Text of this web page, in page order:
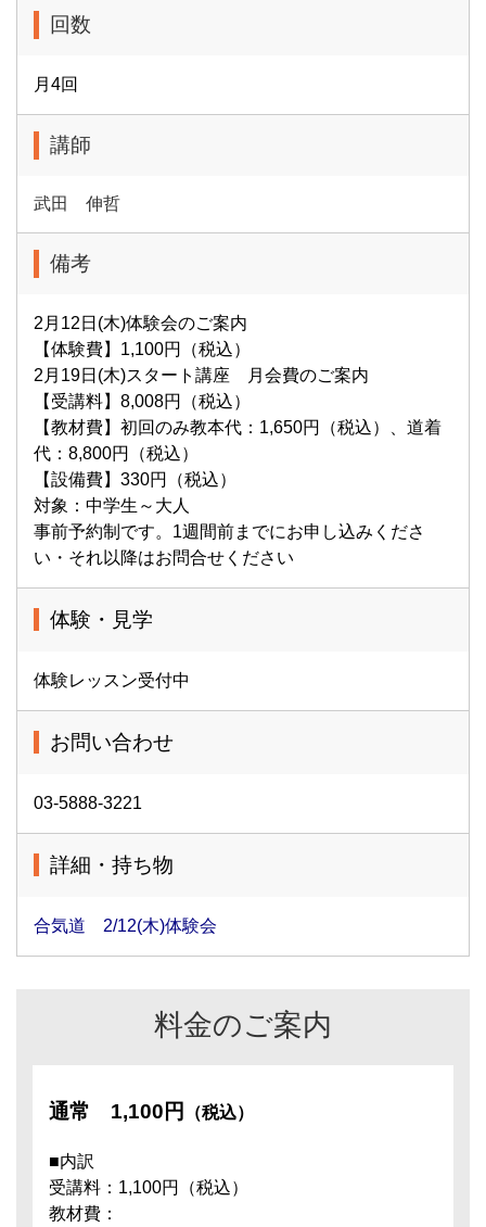
回数
月4回
講師
武田 伸哲
備考
2月12日(木)体験会のご案内
【体験費】1,100円（税込）
2月19日(木)スタート講座 月会費のご案内
【受講料】8,008円（税込）
【教材費】初回のみ教本代：1,650円（税込）、道着
代：8,800円（税込）
【設備費】330円（税込）
対象：中学生～大人
事前予約制です。1週間前までにお申し込みくださ
い・それ以降はお問合せください
体験・見学
体験レッスン受付中
お問い合わせ
03-5888-3221
詳細・持ち物
合気道 2/12(木)体験会
料金のご案内
通常 1,100円 （税込）
■内訳
受講料：1,100円（税込）
教材費：